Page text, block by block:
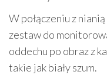
W połączeniu z
zestaw do
oddechu po obraz z
takie jak biały szum.